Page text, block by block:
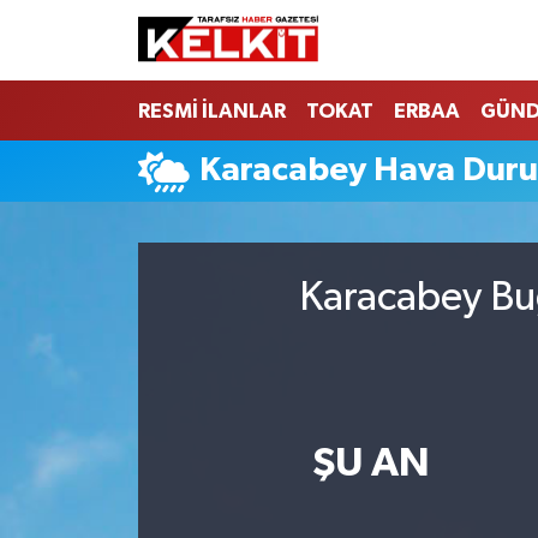
RESMİ İLANLAR TOKAT ERBAA
Karacabey Hava
Karacabey
ŞU AN